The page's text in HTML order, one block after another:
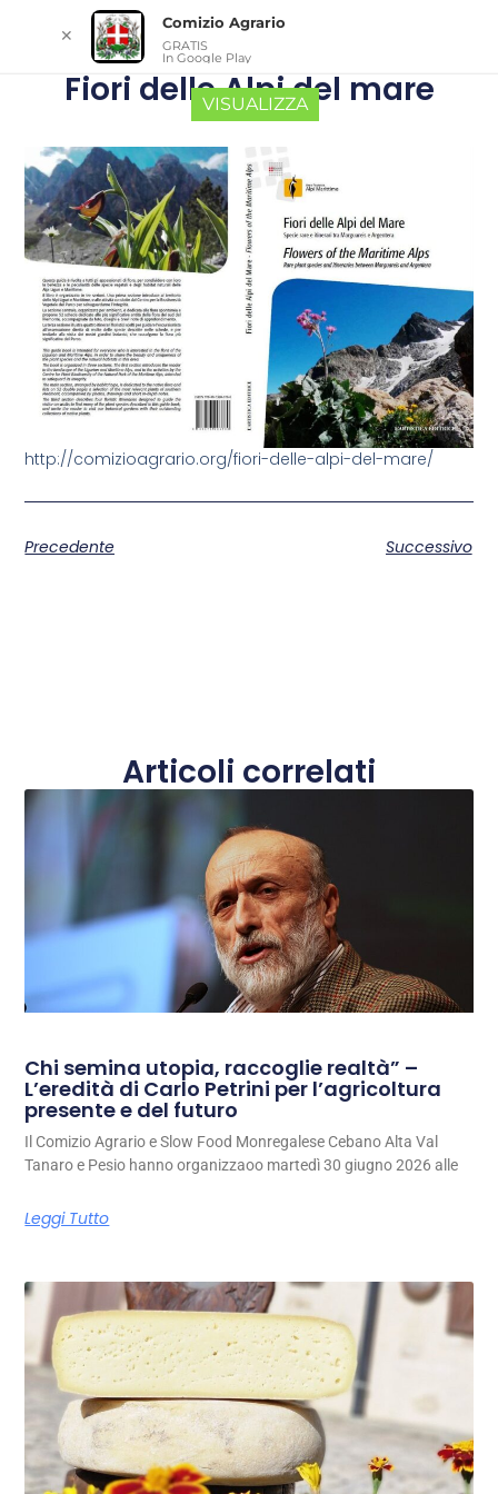
Fiori delle Alpi del mare
http://comizioagrario.org/fiori-delle-alpi-del-mare/
Precedente Successivo
Articoli correlati
Chi semina utopia, raccoglie realtà” –
L’eredità di Carlo Petrini per l’agricoltura
presente e del futuro
Il Comizio Agrario e Slow Food Monregalese Cebano Alta Val
Tanaro e Pesio hanno organizzaoo martedì 30 giugno 2026 alle
Leggi Tutto
✕
Comizio Agrario
GRATIS
In Google Play
VISUALIZZA